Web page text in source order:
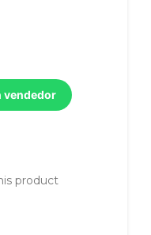
vendedor
product